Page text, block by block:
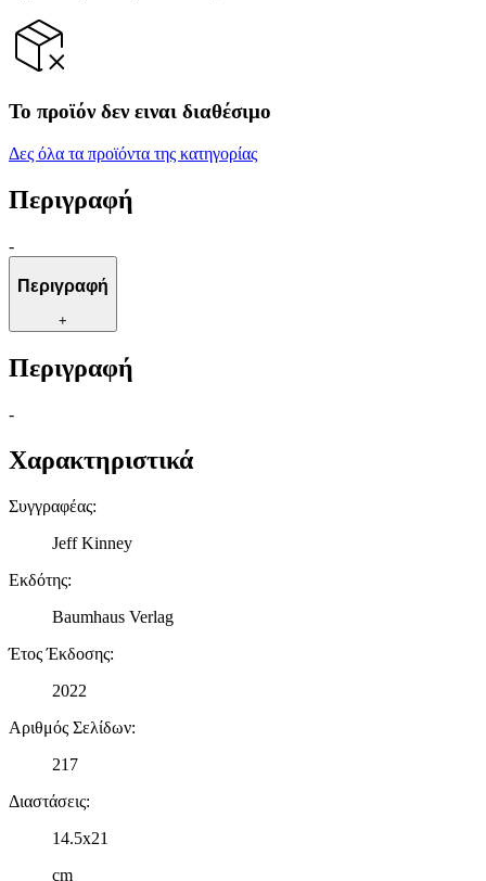
Το προϊόν δεν ειναι διαθέσιμο
Δες όλα τα προϊόντα της κατηγορίας
Περιγραφή
-
Περιγραφή
+
Περιγραφή
-
Χαρακτηριστικά
Συγγραφέας:
Jeff Kinney
Εκδότης:
Baumhaus Verlag
Έτος Έκδοσης:
2022
Αριθμός Σελίδων:
217
Διαστάσεις:
14.5x21
cm